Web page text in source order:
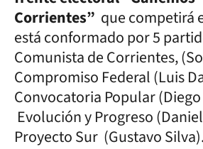
Corrientes” que competirá
está conformado por 5
Comunista de Corrientes,
Compromiso Federal (Luis
Convocatoria Popular
Evolución y Progreso
Proyecto Sur (Gustavo Silva).